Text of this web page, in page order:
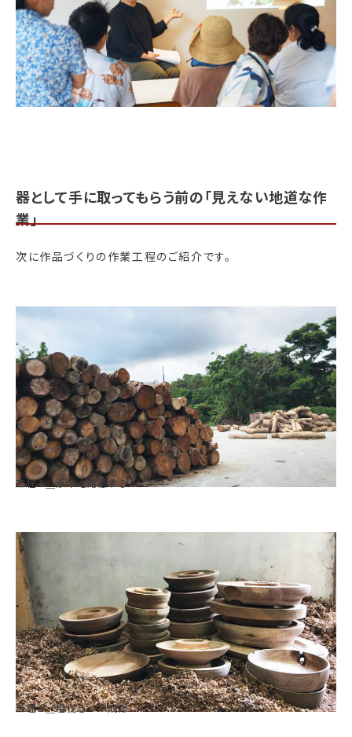
器として手に取ってもらう前の「見えない地道な作
業」
次に作品づくりの作業工程のご紹介です。
工程１＿原木を用意する
工程２＿粗挽き ※成形